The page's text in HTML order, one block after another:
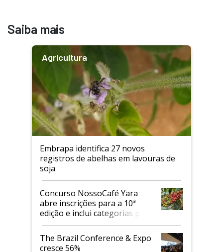
Saiba mais
Agricultura
Embrapa identifica 27 novos
registros de abelhas em lavouras de
soja
Concurso NossoCafé Yara
abre inscrições para a 10ª
edição e inclui categorias para
cafés Canephora
The Brazil Conference & Expo
cresce 56%